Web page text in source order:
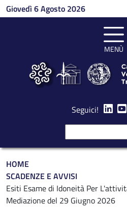
Salta al contenuto principale
Giovedì 6 Agosto 2026
MENÙ
Seguici!
Briciole di pane
HOME
SCADENZE E AVVISI
Esiti Esame di Idoneità Per
Mediazione del 29 Giugno 2026